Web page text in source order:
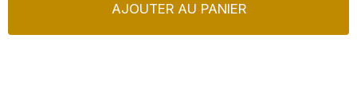
AJOUTER AU PANIER